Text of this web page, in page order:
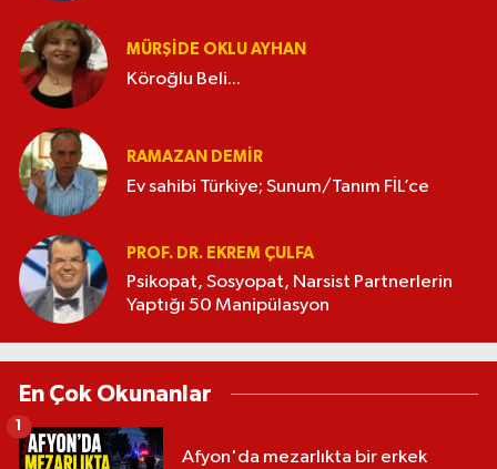
MÜRŞIDE OKLU AYHAN
Köroğlu Beli...
RAMAZAN DEMİR
Ev sahibi Türkiye; Sunum/Tanım FİL’ce
PROF. DR. EKREM ÇULFA
Psikopat, Sosyopat, Narsist Partnerlerin
Yaptığı 50 Manipülasyon
En Çok Okunanlar
Afyon'da mezarlıkta bir erkek
1